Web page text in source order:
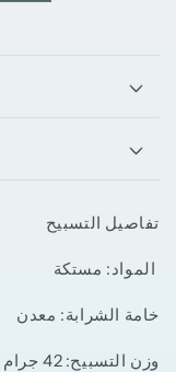
تفاصيل التسبيح
المواد:
خامة الشرابة: معدن
وزن التسبيح: 42 جرام